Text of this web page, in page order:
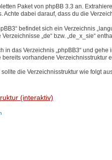
Paket von phpBB 3.3 an.
Achte dabei darauf, dass du die
befindet sich ein Verzeichnis
„de“ bzw. „de_x_sie“
in das Verzeichnis „phpBB3“ und
bereits vorhandene Verzeichnisstruktur
die Verzeichnisstruktur wie folgt
(interaktiv)